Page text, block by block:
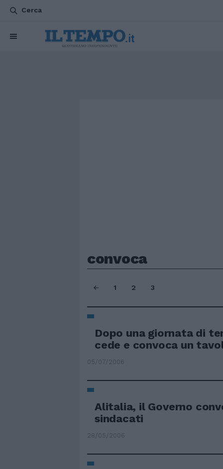
Cerca
convoca
1 2 3
Dopo una giornata di
cede e convoca un
05/07/2006
Alitalia, il Governo
sindacati
28/05/2006